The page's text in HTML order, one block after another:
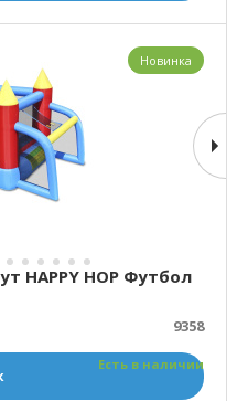
HAPPY HOP Футбол
9358
Есть в наличии
Новинка